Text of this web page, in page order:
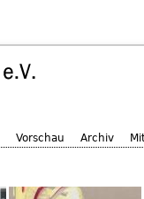
Vorschau Archiv